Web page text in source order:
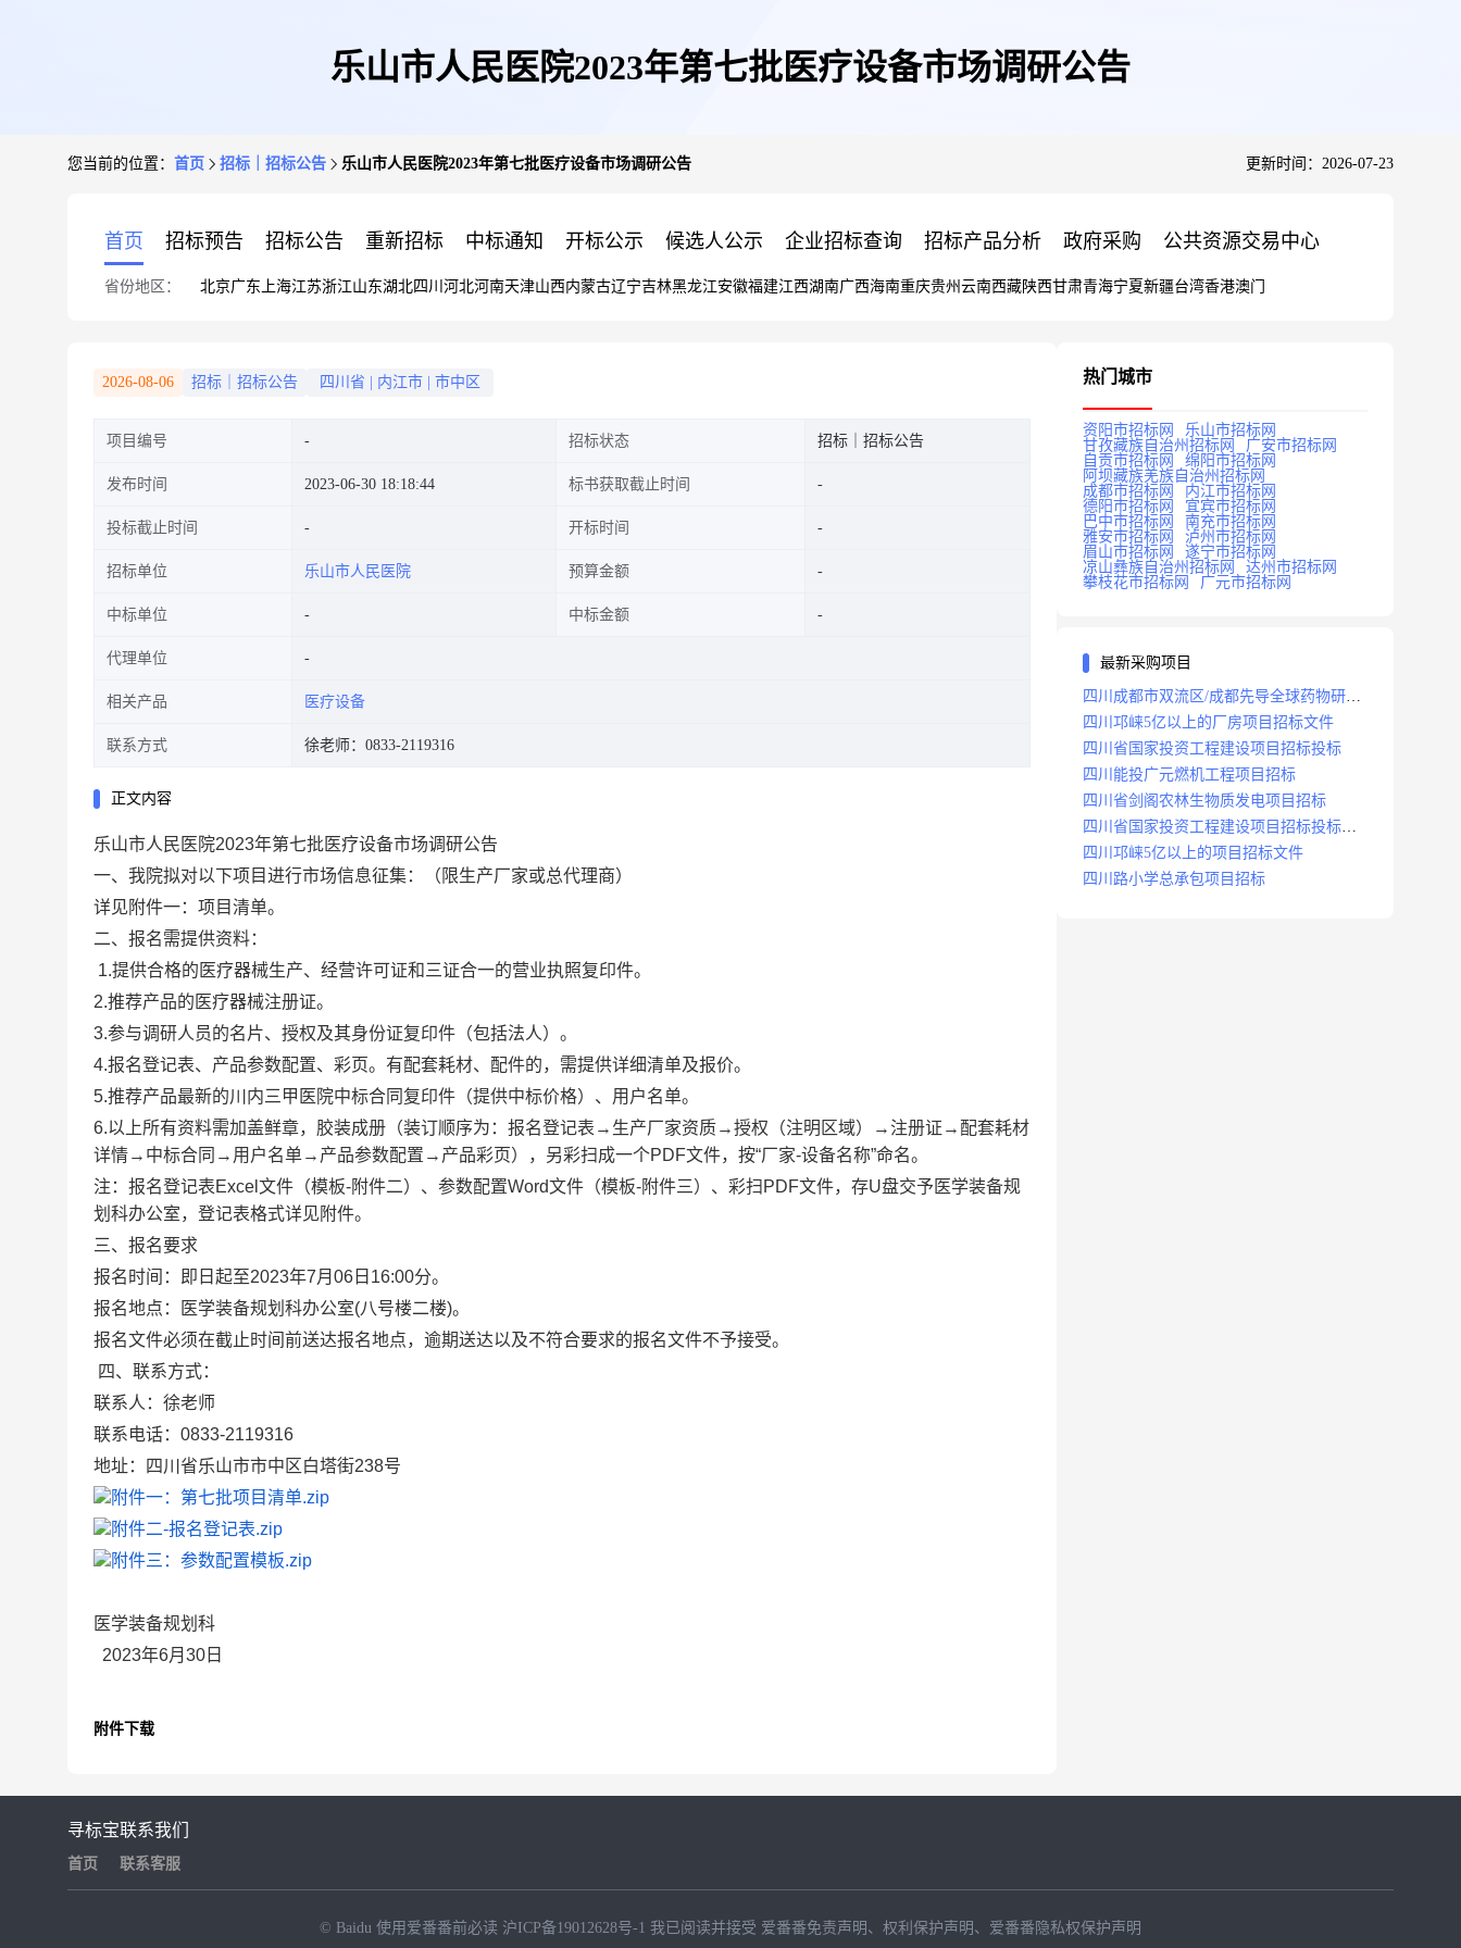
乐山市人民医院2023年第七批医疗设备市场调研公告
您当前的位置： 首页 招标｜招标公告 乐山市人民医院2023年第七批医疗设备市场调研公告 更新时间：2026-07-23
首页 招标预告 招标公告 重新招标 中标通知 开标公示 候选人公示 企业招标查询 招标产品分析 政府采购 公共资源交易中心
省份地区： 北京广东 上海江苏浙江山东湖北四川 河北河南天津山西内蒙古辽宁吉林黑龙江安徽福建江西湖南广西海南重庆贵州 云南西藏陕西甘肃青海宁夏新疆台湾香港澳门
2026-08-06 招标｜招标公告 四川省 内江市 市中区
项目编号 招标状态 招标｜招标公告
发布时间 2023-06-30 18:18:44 标书获取截止时间
投标截止时间 开标时间
招标单位 乐山市人民医院 预算金额
中标单位 中标金额
代理单位
相关产品 医疗设备
联系方式 徐老师：0833-2119316
正文内容
乐山市人民医院2023年第七批医疗设备市场调研公告
一、我院拟对以下项目进行市场信息征集：（限生产厂家或总代理商）
详见附件一：项目清单。
二、报名需提供资料：
1.提供合格的医疗器械生产、经营许可证和三证合一的营业执照复印件。
2.推荐产品的医疗器械注册证。
3.参与调研人员的名片、授权及其身份证复印件（包括法人）。
4.报名登记表、产品参数配置、彩页。有配套耗材、配件的，需提供详细清单及报价。
5.推荐产品最新的川内三甲医院中标合同复印件（提供中标价格）、用户名单。
6.以上所有资料需加盖鲜章，胶装成册（装订顺序为：报名登记表→生产厂家资质→授权（注明区域）→注册证→配套耗材
详情→中标合同→用户名单→产品参数配置→产品彩页），另彩扫成一个PDF文件，按“厂家-设备名称”命名。
注：报名登记表Excel文件（模板-附件二）、参数配置Word文件（模板-附件三）、彩扫PDF文件，存U盘交予医学装备规
划科办公室，登记表格式详见附件。
三、报名要求
报名时间：即日起至2023年7月06日16:00分。
报名地点：医学装备规划科办公室(八号楼二楼)。
报名文件必须在截止时间前送达报名地点，逾期送达以及不符合要求的报名文件不予接受。
四、联系方式：
联系人：徐老师
联系电话：0833-2119316
地址：四川省乐山市市中区白塔街238号
附件一：第七批项目清单.zip
附件二-报名登记表.zip
附件三：参数配置模板.zip
医学装备规划科
2023年6月30日
附件下载
热门城市
资阳市招标网
乐山市招标网
甘孜藏族自治州招标网
广安市招标网
自贡市招标网
绵阳市招标网
阿坝藏族羌族自治州招标网
成都市招标网
内江市招标网
德阳市招标网
宜宾市招标网
巴中市招标网
南充市招标网
雅安市招标网
泸州市招标网
眉山市招标网
遂宁市招标网
凉山彝族自治州招标网
达州市招标网
攀枝花市招标网
广元市招标网
最新采购项目
四川成都市双流区/成都先导全球药物研发
生产基地(一期)(dj)项目招标标段
四川邛崃5亿以上的厂房项目招标文件
四川省国家投资工程建设项目招标投标
四川能投广元燃机工程项目招标
四川省剑阁农林生物质发电项目招标
四川省国家投资工程建设项目招标投标
2008年版
四川邛崃5亿以上的项目招标文件
四川路小学总承包项目招标
寻标宝
首页
联系我们
联系客服
© Baidu 使用爱番番前必读 沪ICP备19012628号-1 我已阅读并接受 爱番番免责声明 、 权利保护声明 、 爱番番隐私权保护声明